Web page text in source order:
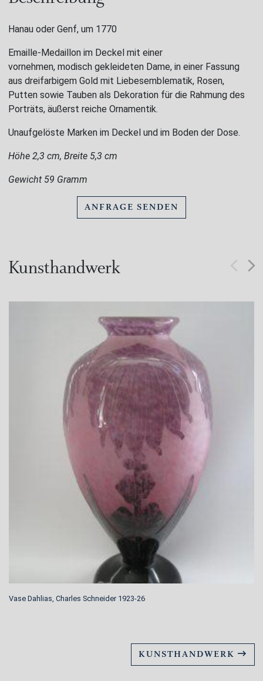
Hanau oder Genf, um 1770
Emaille-Medaillon im Deckel mit einer
vornehmen, modisch gekleideten Dame, in einer Fassung
aus dreifarbigem Gold mit Liebesemblematik, Rosen,
Putten sowie Tauben als Dekoration für die Rahmung des
Porträts, äußerst reiche Ornamentik.
Unaufgelöste Marken im Deckel und im Boden der Dose.
Höhe 2,3 cm, Breite 5,3 cm
Gewicht 59 Gramm
ANFRAGE SENDEN
Kunsthandwerk
Vase Dahlias, Charles Schneider 1923-26
KUNSTHANDWERK